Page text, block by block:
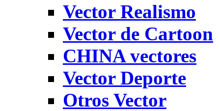
Vector Realismo
Vector de Cartoon
CHINA vectores
Vector Deporte
Otros Vector